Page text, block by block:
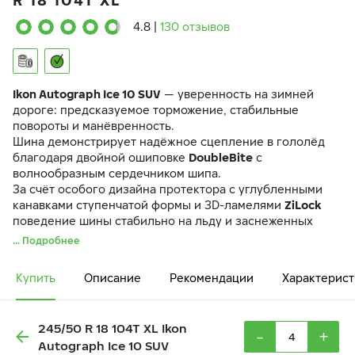
4.8 130 отзывов
Ikon Autograph Ice 10 SUV — уверенность на зимней
дороге: предсказуемое торможение, стабильные
повороты и манёвренность.
Шина демонстрирует надёжное сцепление в гололёд
благодаря двойной ошиповке DoubleBite с
волнообразным сердечником шипа.
За счёт особого дизайна протектора с углубленными
канавками ступенчатой формы и 3D-ламелями ZiLock
поведение шины стабильно на льду и заснеженных
дорогах.
уникальному составу резиновой смесиGC Mix
и
продуманной конструкции.
... Подробнее
Купить Описание Рекомендации
245/50 R 18 104T XL Ikon
Autograph Ice 10 SUV
- +